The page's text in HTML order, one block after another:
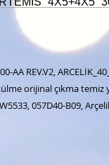
AA REV.V2,
orijinal çıkma temiz
057D40-B09,